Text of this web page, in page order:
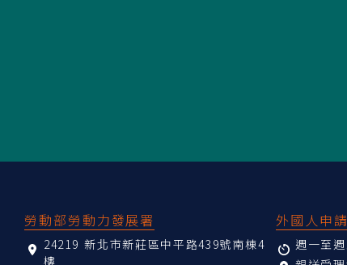
勞動部勞動力發展署
24219 新北市新莊區中平路439號南棟4
樓
外國人申
週一至